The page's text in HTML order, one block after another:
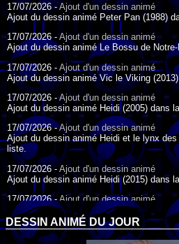
17/07/2026 -Ajout d'un dessin animé
Ajout du dessin animé Peter Pan (1988)
17/07/2026 -Ajout d'un dessin animé
Ajout du dessin animé Le Bossu de
17/07/2026 - Ajout d'un dessin animé
Ajout du dessin animé Vic le Viking
17/07/2026 -Ajout d'un dessin animé
Ajout du dessin animé Heidi (2005) dans
17/07/2026 -Ajout d'un dessin animé
Ajout du dessin animé Heidi et le lynx
liste.
17/07/2026 -Ajout d'un dessin animé
Ajout du dessin animé Heidi (2015) dans
17/07/2026 - Ajout d'un dessin animé
Ajout du dessin animé Heidi (1995) dans
09/07/2026 -Ajout d'un dessin animé
Ajout du dessin animé Genki l'Aventurier
DESSIN ANIMÉ DU JOUR